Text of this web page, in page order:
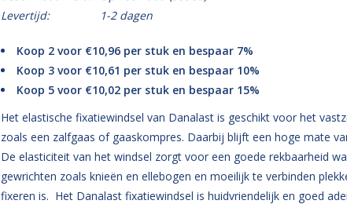
Levertijd:
1-2 dagen
Koop 2 voor €10,96 per stuk en bespaar 7%
Koop 3 voor €10,61 per stuk en bespaar 10%
Koop 5 voor €10,02 per stuk en bespaar 15%
Het elastische fixatiewindsel van Danalast is geschikt voor het
zoals een zalfgaas of gaaskompres. Daarbij blijft een hoge mate
De elasticiteit van het windsel zorgt voor een goede rekbaarheid
gewrichten zoals knieën en ellebogen en moeilijk te verbinden
fixeren is. Het Danalast fixatiewindsel is huidvriendelijk en goed